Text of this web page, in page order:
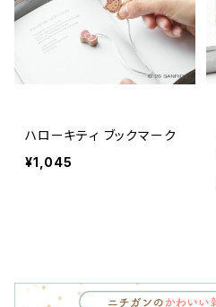
ハローキティ ブックマーク
¥1,045